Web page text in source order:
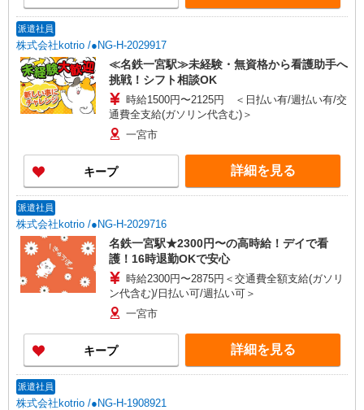
派遣社員
株式会社kotrio /●NG-H-2029917
≪名鉄一宮駅≫未経験・無資格から看護助手へ
挑戦！シフト相談OK
時給1500円〜2125円 ＜日払い有/週払い有/交
通費全支給(ガソリン代含む)＞
一宮市
キープ 詳細を見る
派遣社員
株式会社kotrio /●NG-H-2029716
名鉄一宮駅★2300円〜の高時給！デイで看
護！16時退勤OKで安心
時給2300円〜2875円＜交通費全額支給(ガソリ
ン代含む)/日払い可/週払い可＞
一宮市
キープ 詳細を見る
派遣社員
株式会社kotrio /●NG-H-1908921